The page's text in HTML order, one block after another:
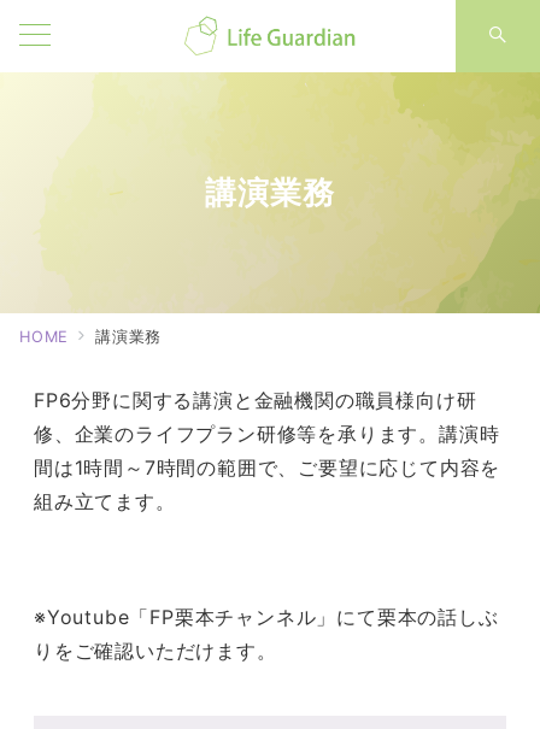
講演業務
HOME 講演業務
FP6分野に関する講演と金融機関の職員様向け研
修、企業のライフプラン研修等を承ります。講演時
間は1時間～7時間の範囲で、ご要望に応じて内容を
組み立てます。
※Youtube「FP栗本チャンネル」にて栗本の話しぶ
りをご確認いただけます。